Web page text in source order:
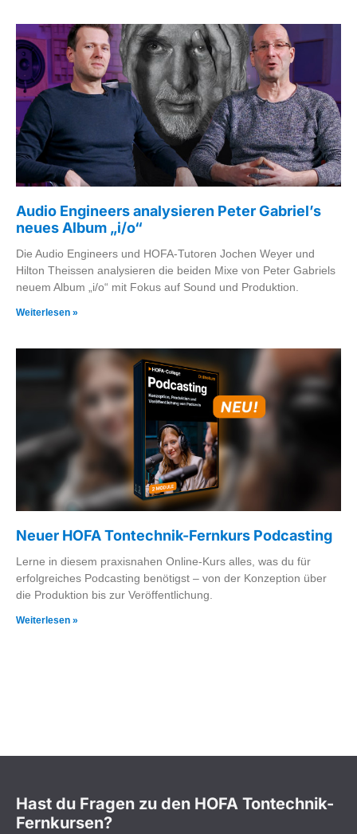
Audio Engineers analysieren Peter Gabriel’s
neues Album „i/o“
Die Audio Engineers und HOFA-Tutoren Jochen Weyer und
Hilton Theissen analysieren die beiden Mixe von Peter Gabriels
neuem Album „i/o“ mit Fokus auf Sound und Produktion.
Weiterlesen »
Neuer HOFA Tontechnik-Fernkurs Podcasting
Lerne in diesem praxisnahen Online-Kurs alles, was du für
erfolgreiches Podcasting benötigst – von der Konzeption über
die Produktion bis zur Veröffentlichung.
Weiterlesen »
Hast du Fragen zu den HOFA Tontechnik-
Fernkursen?